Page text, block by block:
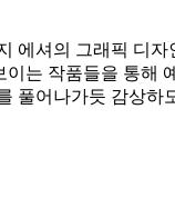
에셔의 그래픽 디
는 작품들을 통해
풀어나가듯 감상하